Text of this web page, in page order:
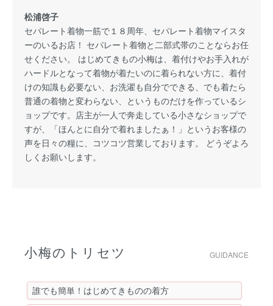
松浦啓子
セパレート着物一筋で１８周年、セパレート着物マイスタ
ーのいるお店！ セパレート着物と二部式帯のことならお任
せください。 はじめてきもの小梅は、着付けやお手入れが
ハードルとなって着物が着たいのに着られない方に、着付
けの知識も必要ない、お洗濯も自分でできる、でも着たら
普通の着物と変わらない、というものだけを作っているシ
ョップです。店主が一人で奔走している小さなショップで
すが、「ほんとに自分で着れましたぁ！」というお客様の
声を日々の糧に、コツコツ営業しております。 どうぞよろ
しくお願いします。
小梅のトリセツ GUIDANCE
誰でも簡単！はじめてきものの着方